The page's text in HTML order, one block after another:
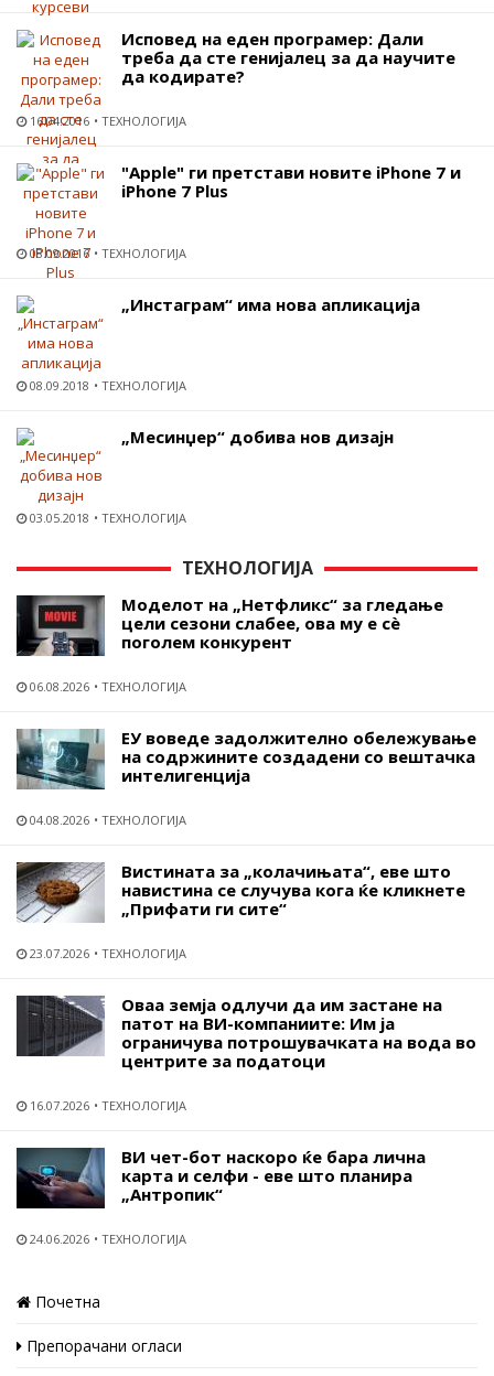
Исповед на еден програмер: Дали
треба да сте генијалец за да научите
да кодирате?
16.04.2016 ТЕХНОЛОГИЈА
"Apple" ги претстави новите iPhone 7 и
iPhone 7 Plus
08.09.2016 ТЕХНОЛОГИЈА
„Инстаграм“ има нова апликација
08.09.2018 ТЕХНОЛОГИЈА
„Месинџер“ добива нов дизајн
03.05.2018 ТЕХНОЛОГИЈА
ТЕХНОЛОГИЈА
Моделот на „Нетфликс“ за гледање
цели сезони слабее, ова му е сѐ
поголем конкурент
06.08.2026 ТЕХНОЛОГИЈА
ЕУ воведе задолжително обележување
на содржините создадени со вештачка
интелигенција
04.08.2026 ТЕХНОЛОГИЈА
Вистината за „колачињата“, еве што
навистина се случува кога ќе кликнете
„Прифати ги сите“
23.07.2026 ТЕХНОЛОГИЈА
Оваа земја одлучи да им застане на
патот на ВИ-компаниите: Им ја
ограничува потрошувачката на вода во
центрите за податоци
16.07.2026 ТЕХНОЛОГИЈА
ВИ чет-бот наскоро ќе бара лична
карта и селфи - еве што планира
„Антропик“
24.06.2026 ТЕХНОЛОГИЈА
Почетна
Препорачани огласи